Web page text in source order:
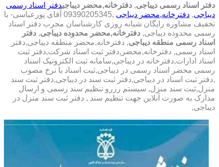
دفتر اسناد رسمی دیباجی, دفترخانه,محضر دیباجیدفتر اسناد رسمی
دیباجی, دفترخانه,محضر دیباجی
,09390205345 آقای پورعباسی- با
تخفیف مشاوره رايگان شبانه روزی کارشناسان مجرب دفتر اسناد
رسمی محدوده دیباجی, دفترخانه,محضر محدوده دیباجی, دفتر
اسناد رسمی منطقه دیباجی, دفترخانه,محضر منطقه دیباجی,دفتر
اسناد رسمی, دفترخانه,محضر,دفتر ثبت اسناد شرکت,دفتر ثبت
اسناد ادارات,دفترخانه در دیباجی,سامانه ثبت الکترونیک اسناد
رسمی محضر اسناد رسمی در دیباجی,ثبت اسناد با نرخ مصوب
,دفتر ثبت اسناد در دیباجی,دفتر ثبت سند در دیباجی,دفتر ثبت سند
منزل,ثبت سند منزل, سیستم رزرو تنظیم سند رسمی و ارسال
مدارک به صورت آنلاین جهت تنظیم سند , دفتر ثبت سند منزل در
دیباجی,